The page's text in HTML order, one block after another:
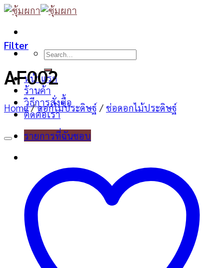
Skip
content
Search
หน้าแรก
ร้านค้า
วิธีการสั่งซื้อ
ติดต่อเรา
รายการที่ฉันชอบ
Filter
AF002
Home / ดอกไม้ประดิษฐ์ / ช่อดอกไม้ประดิษฐ์